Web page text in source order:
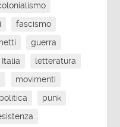
fascismo
guerra
Italia
letteratura
movimenti
politica
punk